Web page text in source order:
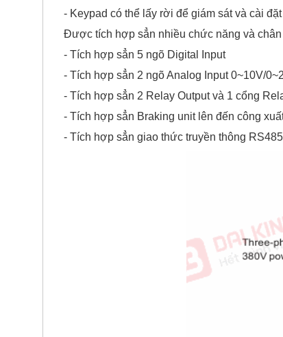
- Keypad có thể lấy rời để giám sát và cài
Được tích hợp sẳn nhiều chức năng và
- Tích hợp sẳn 5 ngõ Digital Input
- Tích hợp sẳn 2 ngõ Analog Input 0~10V/
- Tích hợp sẳn 2 Relay Output và 1 cổng
- Tích hợp sẳn Braking unit lên đến công
- Tích hợp sẳn giao thức truyền thông